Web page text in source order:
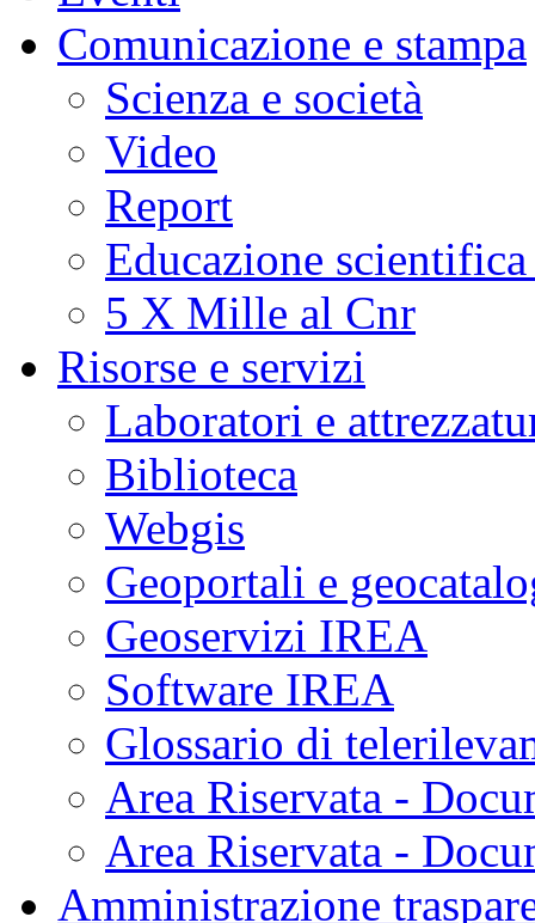
Comunicazione e stampa
Scienza e società
Video
Report
Educazione
5 X Mille al Cnr
Risorse e servizi
Laboratori e
Biblioteca
Webgis
Geoportali e
Geoservizi IREA
Software IREA
Glossario di
Area Riservata -
Area Riservata -
Amministrazione